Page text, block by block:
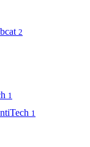
2
1
1